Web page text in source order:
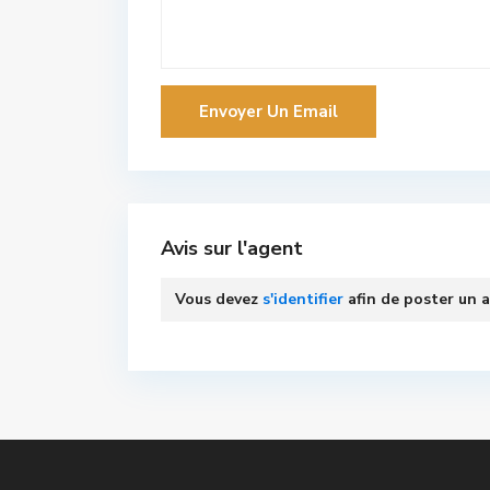
Avis sur l'agent
Vous devez s'identifier afin de poster un